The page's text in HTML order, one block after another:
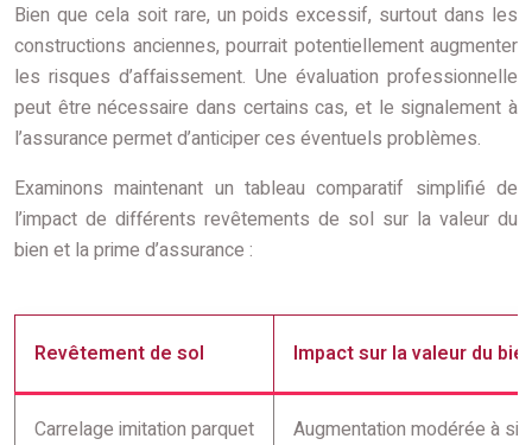
Bien que cela soit rare, un poids excessif, surtout dans les
constructions anciennes, pourrait potentiellement augmenter
les risques d’affaissement. Une évaluation professionnelle
peut être nécessaire dans certains cas, et le signalement à
l’assurance permet d’anticiper ces éventuels problèmes.
Examinons maintenant un tableau comparatif simplifié de
l’impact de différents revêtements de sol sur la valeur du
bien et la prime d’assurance :
Revêtement de sol Impact sur la valeur du
Carrelage imitation parquet Augmentation modérée à